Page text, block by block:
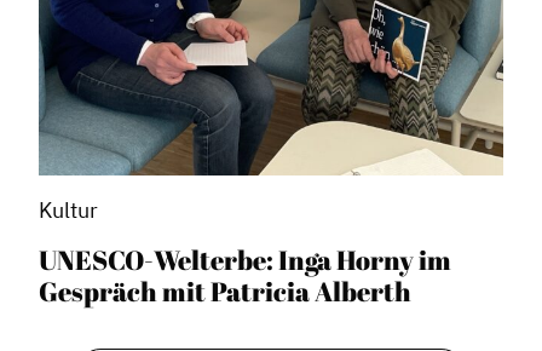
Kultur
UNESCO-Welterbe: Inga Horny im
Gespräch mit Patricia Alberth